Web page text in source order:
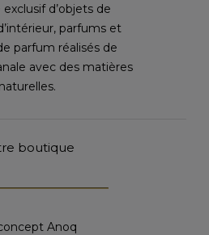
d’objets de
parfums et
parfum réalisés de
avec des matières
naturelles.
boutique
Anoq